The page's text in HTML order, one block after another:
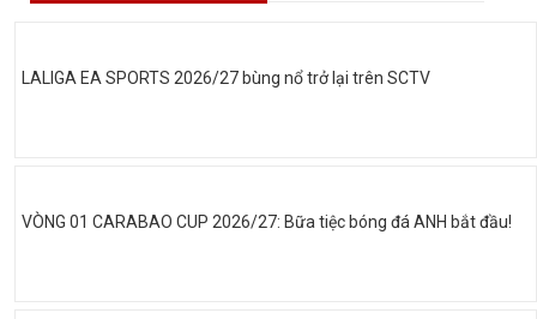
LALIGA EA SPORTS 2026/27 bùng nổ trở lại trên SCTV
VÒNG 01 CARABAO CUP 2026/27: Bữa tiệc bóng đá ANH bắt đầu!